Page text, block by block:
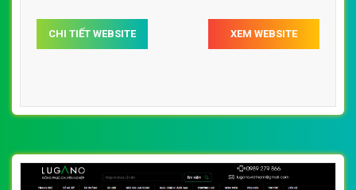
CHI TIẾT WEBSITE XEM WEBSITE